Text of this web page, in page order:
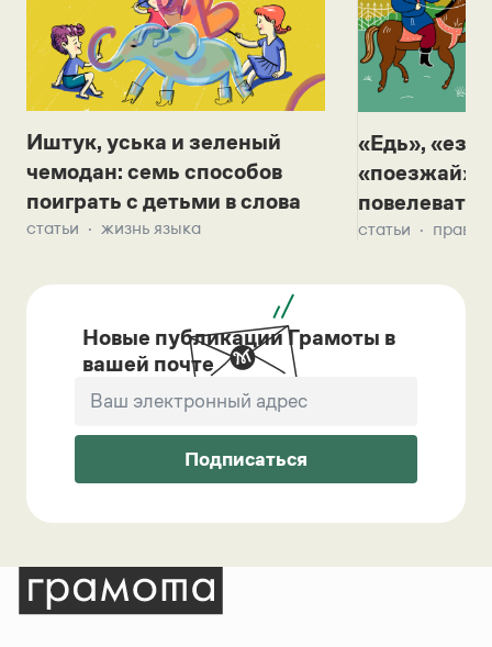
Иштук, уська и зеленый
чемодан: семь способов
поиграть с детьми в слова
статьи жизнь языка
«Едь»,
«поезжай»?
повелевать
статьи
Новые публикации Грамоты в
вашей почте
Подписаться